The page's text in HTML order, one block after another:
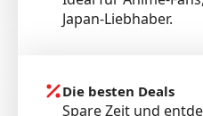
Japan-Liebhaber.
Die besten Deals
Spare Zeit und